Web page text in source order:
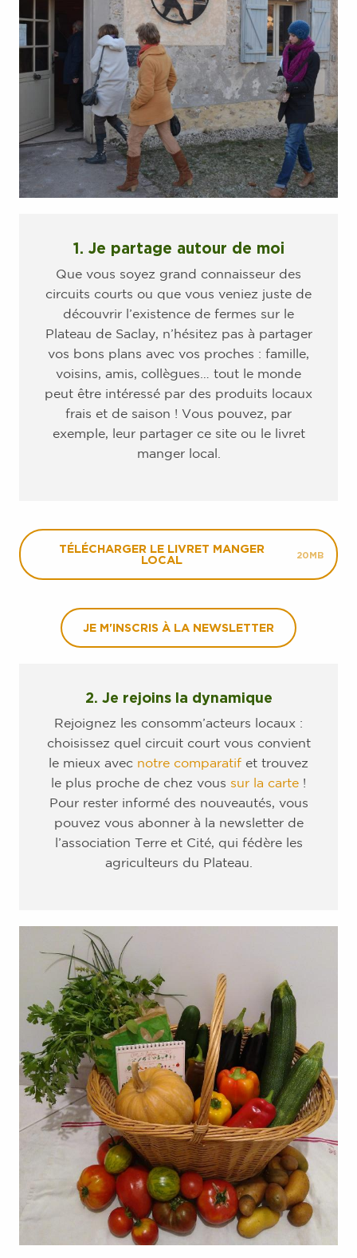
1. Je partage autour de moi
Que vous soyez grand connaisseur des
circuits courts ou que vous veniez juste de
découvrir l’existence de fermes sur le
Plateau de Saclay, n’hésitez pas à partager
vos bons plans avec vos proches : famille,
voisins, amis, collègues… tout le monde
peut être intéressé par des produits locaux
frais et de saison ! Vous pouvez, par
exemple, leur partager ce site ou le livret
manger local.
TÉLÉCHARGER LE LIVRET MANGER
LOCAL
20MB
JE M'INSCRIS À LA NEWSLETTER
2. Je rejoins la dynamique
Rejoignez les consomm’acteurs locaux :
choisissez quel circuit court vous convient
le mieux avec notre comparatif et trouvez
le plus proche de chez vous sur la carte !
Pour rester informé des nouveautés, vous
pouvez vous abonner à la newsletter de
l’association Terre et Cité, qui fédère les
agriculteurs du Plateau.